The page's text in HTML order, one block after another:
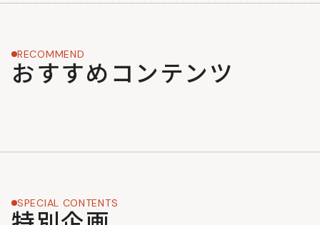
RECOMMEND
おすすめコンテンツ
SPECIAL CONTENTS